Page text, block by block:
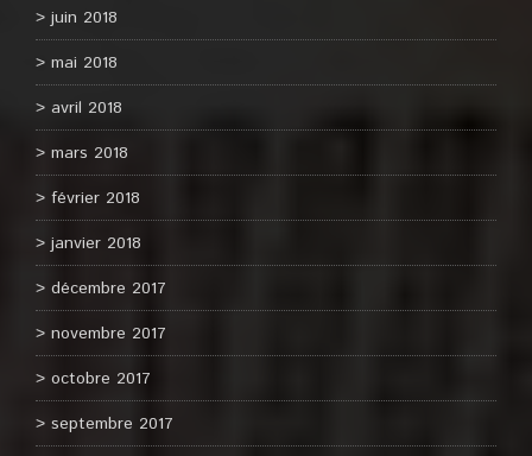
juin 2018
mai 2018
avril 2018
mars 2018
février 2018
janvier 2018
décembre 2017
novembre 2017
octobre 2017
septembre 2017